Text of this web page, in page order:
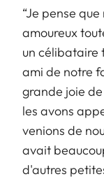
“Je pense
amoureux
un célibataire
ami de notre
grande joie
les avons
venions de
avait
d'autres